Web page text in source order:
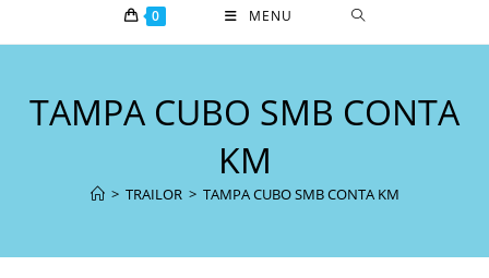
0 MENU
TAMPA CUBO SMB CONTA
KM
> TRAILOR > TAMPA CUBO SMB CONTA KM